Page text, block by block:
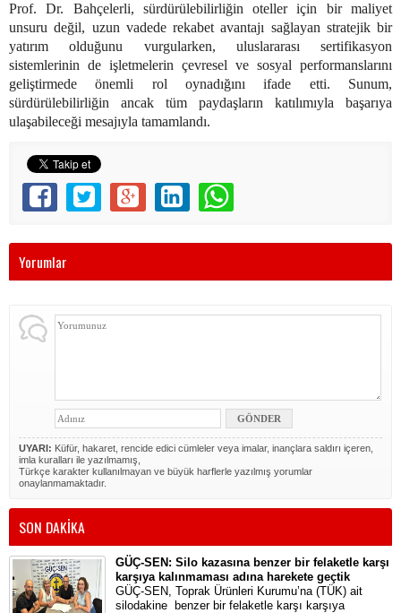
Prof. Dr. Bahçelerli, sürdürülebilirliğin oteller için bir maliyet
unsuru değil, uzun vadede rekabet avantajı sağlayan stratejik bir
yatırım olduğunu vurgularken, uluslararası sertifikasyon
sistemlerinin de işletmelerin çevresel ve sosyal performanslarını
geliştirmede önemli rol oynadığını ifade etti. Sunum,
sürdürülebilirliğin ancak tüm paydaşların katılımıyla başarıya
ulaşabileceği mesajıyla tamamlandı.
Yorumlar
UYARI: Küfür, hakaret, rencide edici cümleler veya imalar, inançlara saldırı içeren,
imla kuralları ile yazılmamış,
Türkçe karakter kullanılmayan ve büyük harflerle yazılmış yorumlar
onaylanmamaktadır.
SON DAKİKA
GÜÇ-SEN: Silo kazasına benzer bir felaketle karşı
karşıya kalınmaması adına harekete geçtik
GÜÇ-SEN, Toprak Ürünleri Kurumu’na (TÜK) ait
silodakine benzer bir felaketle karşı karşıya